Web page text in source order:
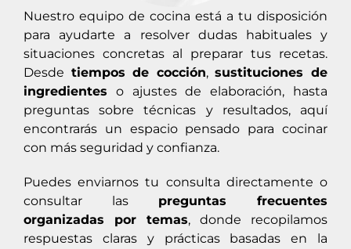
Nuestro equipo de cocina está a tu disposición
para ayudarte a resolver dudas habituales y
situaciones concretas al preparar tus recetas.
Desde tiempos de cocción,sustituciones de
ingredientes o ajustes de elaboración, hasta
preguntas sobre técnicas y resultados, aquí
encontrarás un espacio pensado para cocinar
con más seguridad y confianza.
Puedes enviarnos tu consulta directamente o
consultar las preguntas frecuentes
organizadas por temas, donde recopilamos
respuestas claras y prácticas basadas en la